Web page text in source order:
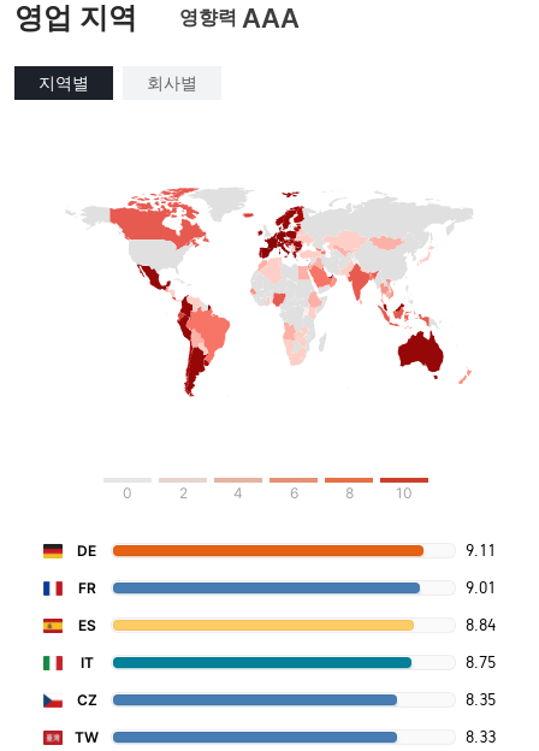
영업 지역 영향력 AAA
지역별 회사별
0 2 4 6 8 10
DE 9.11
FR 9.01
ES 8.84
IT 8.75
CZ 8.35
TW 8.33